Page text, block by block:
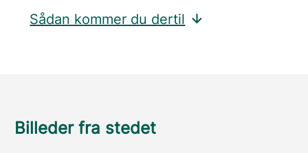
Sådan kommer du dertil
Billeder fra stedet